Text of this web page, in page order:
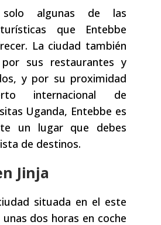
algunas de las
que Entebbe
La ciudad también
sus restaurantes y
y por su proximidad
internacional de
Uganda, Entebbe es
un lugar que debes
de destinos.
Jinja
situada en el este
dos horas en coche